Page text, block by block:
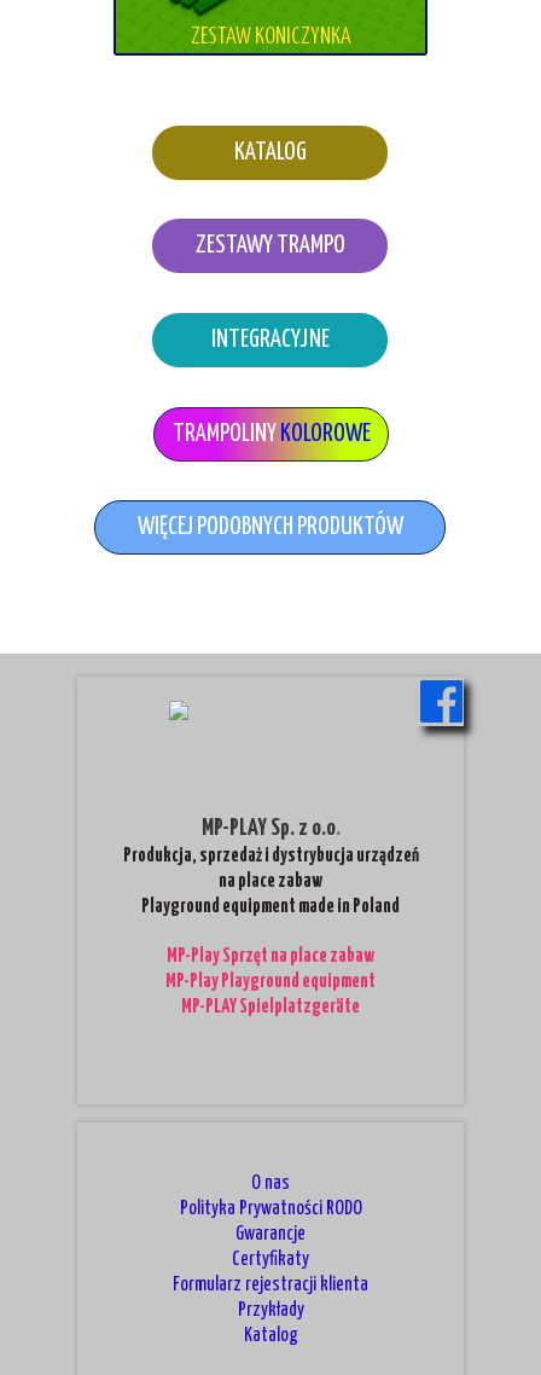
WIĘCEJ PODOBNYCH PRODUKTÓW
TRAMPOLINY KOLOROWE
INTEGRACYJNE
ZESTAWY TRAMPO
KATALOG
ZESTAW KONICZYNKA
O nas
Polityka Prywatności RODO
Gwarancje
Certyfikaty
Formularz rejestracji klienta
Przykłady
Katalog
MP-PLAY Sp. z o.o.
Produkcja, sprzedaż i dystrybucja urządzeń
na place zabaw
Playground equipment made in Poland
MP-Play Sprzęt na place zabaw
MP-Play Playground equipment
MP-PLAY Spielplatzgeräte